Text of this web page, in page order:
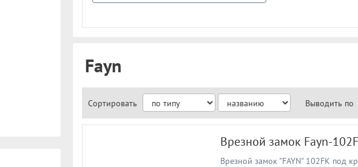
Fayn
Сортировать Выводить по
Врезной замок Fayn-
Врезной замок "FAYN" 102FK под